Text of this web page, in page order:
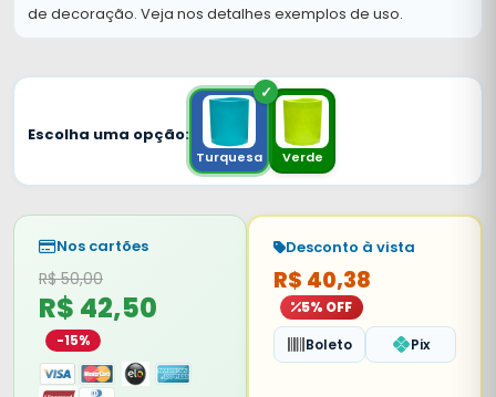
de decoração. Veja nos detalhes exemplos de uso.
Escolha uma opção:
Turquesa Verde
Nos cartões
R$ 50,00
R$ 42,50
-15%
Desconto à vista
R$ 40,38
5% OFF
Boleto
Pix